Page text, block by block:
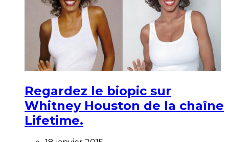
Regardez le biopic sur
Whitney Houston de la chaîne
Lifetime.